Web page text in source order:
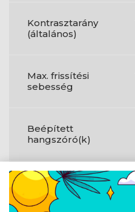
Kontrasztarány
(általános)
Max. frissítési
sebesség
Beépített
hangszóró(k)
HDMI portok
mennyisége